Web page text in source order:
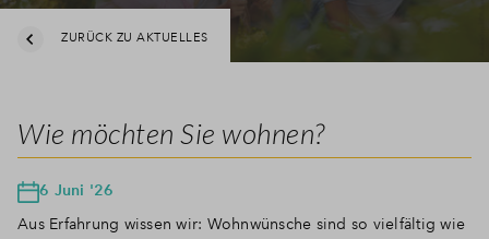
ZURÜCK ZU AKTUELLES
Wie möchten Sie wohnen?
6 Juni '26
Aus Erfahrung wissen wir: Wohnwünsche sind so vielfältig wie